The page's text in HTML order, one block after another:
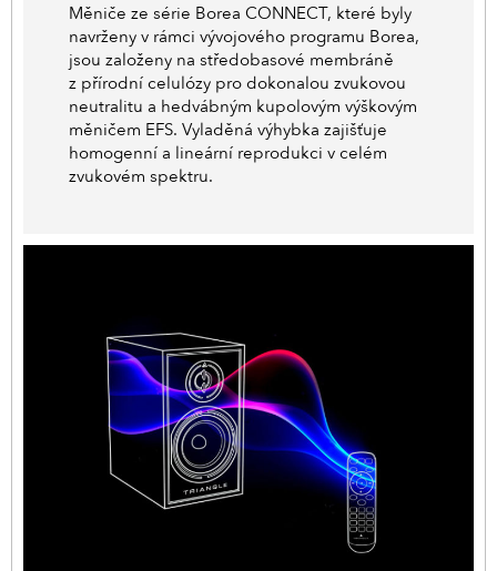
Měniče ze série Borea CONNECT, které byly
navrženy v rámci vývojového programu Borea,
jsou založeny na středobasové membráně
z přírodní celulózy pro dokonalou zvukovou
neutralitu a hedvábným kupolovým výškovým
měničem EFS. Vyladěná výhybka zajišťuje
homogenní a lineární reprodukci v celém
zvukovém spektru.